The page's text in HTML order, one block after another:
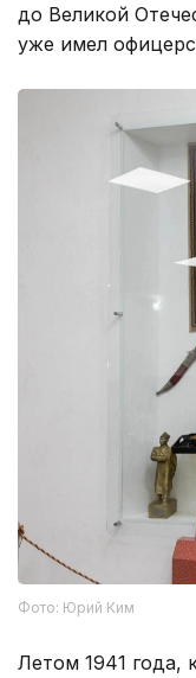
до Великой
уже имел
Фото: Юрий Ким
Летом 1941 года,